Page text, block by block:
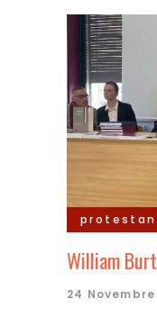
William
24 Novembre